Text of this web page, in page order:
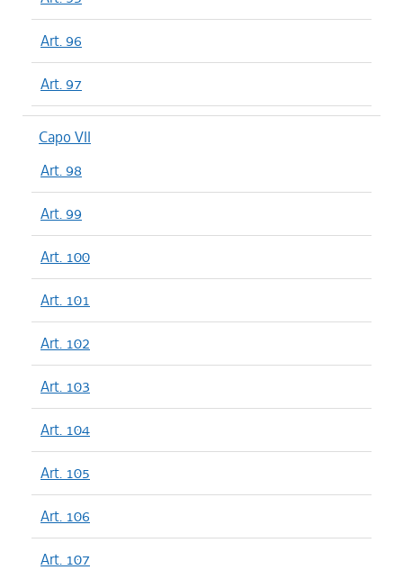
Art. 96
Art. 97
Capo VII
Art. 98
Art. 99
Art. 100
Art. 101
Art. 102
Art. 103
Art. 104
Art. 105
Art. 106
Art. 107